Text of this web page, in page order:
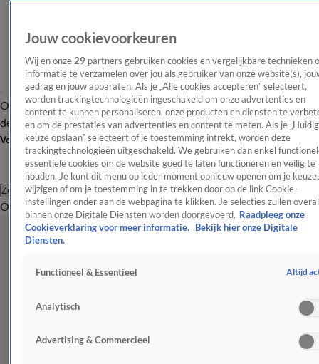
OverzichtAfleveringen Entertainment TV Algemeen
Tip
de redactieNieuwsbrief
Volg Shownieuws
Zoeken
OverzichtEntertainmentSpraakmakendRealityCrimeVideo's
Jouw cookievoorkeuren
Wij en onze 29 partners gebruiken cookies en vergelijkbare technieken
informatie te verzamelen over jou als gebruiker van onze website(s),
gedrag en jouw apparaten. Als je „Alle cookies accepteren” selecteert,
worden trackingtechnologieën ingeschakeld om onze advertenties en
content te kunnen personaliseren, onze producten en diensten te
en om de prestaties van advertenties en content te meten. Als je
keuze opslaan” selecteert of je toestemming intrekt, worden deze
trackingtechnologieën uitgeschakeld. We gebruiken dan enkel
essentiële cookies om de website goed te laten functioneren en veilig te
houden. Je kunt dit menu op ieder moment opnieuw openen om je
wijzigen of om je toestemming in te trekken door op de link Cookie-
instellingen onder aan de webpagina te klikken. Je selecties zullen overal
binnen onze Digitale Diensten worden doorgevoerd. Raadpleeg onze
Cookieverklaring voor meer informatie.
Bekijk hier onze Digitale
Diensten.
Functioneel & Essentieel Altijd
Analytisch
Advertising & Commercieel